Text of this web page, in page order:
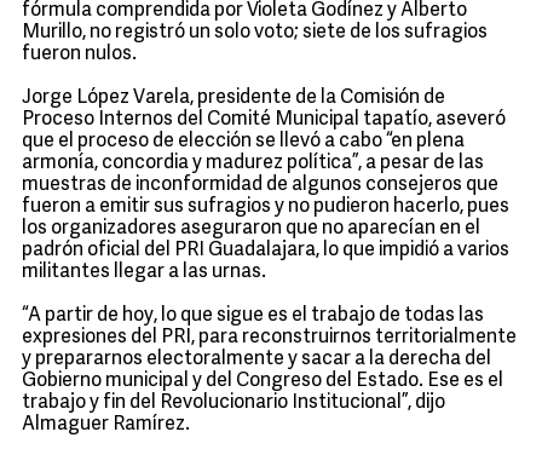
fórmula comprendida por Violeta Godínez y Alberto
Murillo, no registró un solo voto; siete de los sufragios
fueron nulos.
Jorge López Varela, presidente de la Comisión de
Proceso Internos del Comité Municipal tapatío, aseveró
que el proceso de elección se llevó a cabo “en plena
armonía, concordia y madurez política”, a pesar de las
muestras de inconformidad de algunos consejeros que
fueron a emitir sus sufragios y no pudieron hacerlo, pues
los organizadores aseguraron que no aparecían en el
padrón oficial del PRI Guadalajara, lo que impidió a varios
militantes llegar a las urnas.
“A partir de hoy, lo que sigue es el trabajo de todas las
expresiones del PRI, para reconstruirnos territorialmente
y prepararnos electoralmente y sacar a la derecha del
Gobierno municipal y del Congreso del Estado. Ese es el
trabajo y fin del Revolucionario Institucional”, dijo
Almaguer Ramírez.